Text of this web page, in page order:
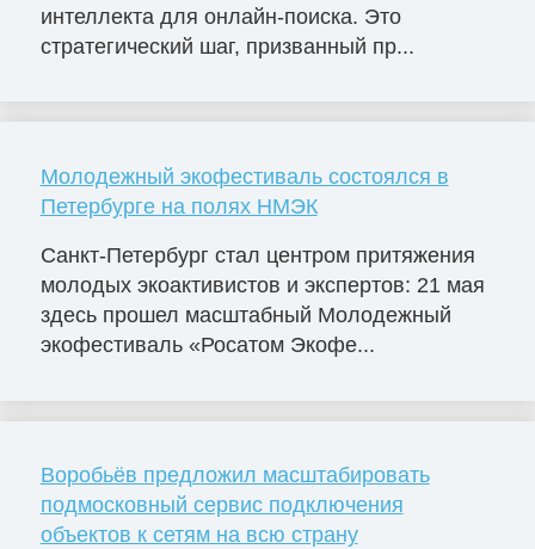
интеллекта для онлайн-поиска. Это
стратегический шаг, призванный пр...
Молодежный экофестиваль состоялся в
Петербурге на полях НМЭК
Санкт-Петербург стал центром притяжения
молодых экоактивистов и экспертов: 21 мая
здесь прошел масштабный Молодежный
экофестиваль «Росатом Экофе...
Воробьёв предложил масштабировать
подмосковный сервис подключения
объектов к сетям на всю страну